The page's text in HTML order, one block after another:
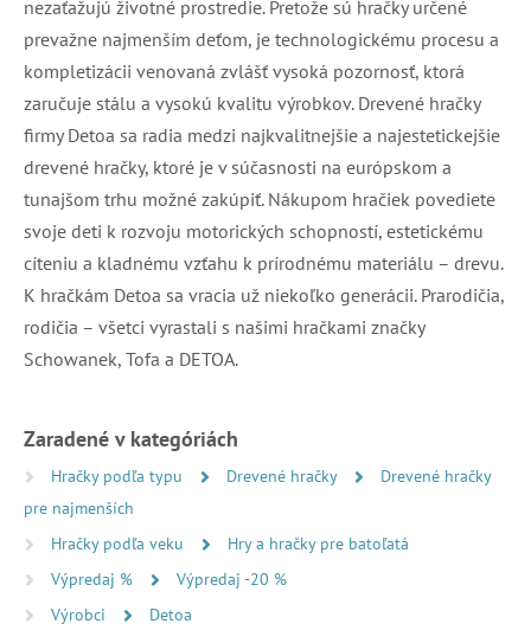
nezaťažujú životné prostredie. Pretože sú hračky určené
prevažne najmenším deťom, je technologickému procesu a
kompletizácii venovaná zvlášť vysoká pozornosť, ktorá
zaručuje stálu a vysokú kvalitu výrobkov. Drevené hračky
firmy Detoa sa radia medzi najkvalitnejšie a najestetickejšie
drevené hračky, ktoré je v súčasnosti na európskom a
tunajšom trhu možné zakúpiť. Nákupom hračiek povediete
svoje deti k rozvoju motorických schopností, estetickému
cíteniu a kladnému vzťahu k prírodnému materiálu – drevu.
K hračkám Detoa sa vracia už niekoľko generácii. Prarodičia,
rodičia – všetci vyrastali s našimi hračkami značky
Schowanek, Tofa a DETOA.
Zaradené v kategóriách
Hračky podľa typu Drevené hračky
Drevené hračky
pre najmenších
Hračky podľa veku
Hry a hračky pre batoľatá
Výpredaj %
Výpredaj -20 %
Výrobci
Detoa